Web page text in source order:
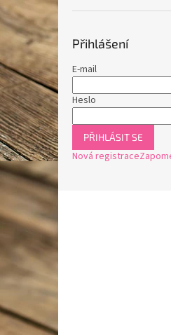
Přihlášení
E-mail
Heslo
PŘIHLÁSIT SE
Nová registrace